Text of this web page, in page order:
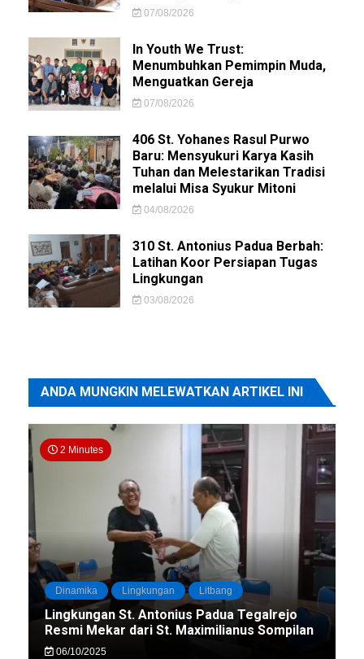
07/08/2026
In Youth We Trust:
Menumbuhkan Pemimpin Muda,
Menguatkan Gereja
07/08/2026
406 St. Yohanes Rasul Purwo
Baru: Mensyukuri Karya Kasih
Tuhan dan Melestarikan Tradisi
melalui Misa Syukur Mitoni
04/08/2026
310 St. Antonius Padua Berbah:
Latihan Koor Persiapan Tugas
Lingkungan
03/08/2026
ANDA MUNGKIN MELEWATKAN ARTIKEL INI
2 Minutes
Dinamika Lingkungan Litbang
Lingkungan St. Antonius Padua Tegalrejo
Resmi Mekar dari St. Maximilianus Sompilan
06/10/2025